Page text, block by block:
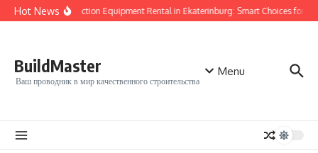
Перейти к содержанию
Hot NewsConstruction Equipment Rental in Ekaterinburg: Smart Choices for
BuildMaster
Ваш проводник в мир качественного строительства
Menu